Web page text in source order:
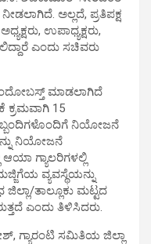
ಅಲ್ಲದೆ, ಪ್ರತಿಪಕ್ಷ
ಉಪಾಧ್ಯಕ್ಷರು,
ಎಂದು ಸಚಿವರು
ಮಾಡಲಾಗಿದೆ
ಕ್ರಮವಾಗಿ 15
ನಿಯೋಜನೆ
ನಿಯೋಜನೆ
ಗ್ಯಾಲರಿಗಳಲ್ಲಿ
ವ್ಯವಸ್ಥೆಯನ್ನು
ತಾಲ್ಲೂಕು ಮಟ್ಟದ
ಎಂದು ತಿಳಿಸಿದರು.
ಗ್ಯಾರಂಟಿ ಸಮಿತಿಯ ಜಿಲ್ಲಾ